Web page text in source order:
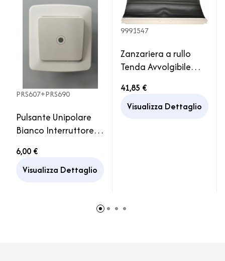
PRS607+PRS690
Pulsante Unipolare
Bianco Interruttore
Caravan Camper
6,00 €
Visualizza Dettaglio
9991547
Zanzariera a rullo
Tenda Avvolgibile
Dometic Camper
Caravan
41,85 €
Visualizza Dettaglio